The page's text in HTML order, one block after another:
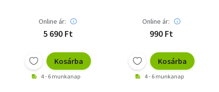
Online ár:
5 690 Ft
Kosárba
4 - 6 munkanap
Online ár:
990 Ft
Kosárba
4 - 6 munkanap